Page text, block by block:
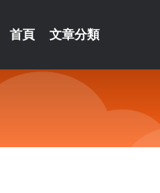
首頁 文章分類